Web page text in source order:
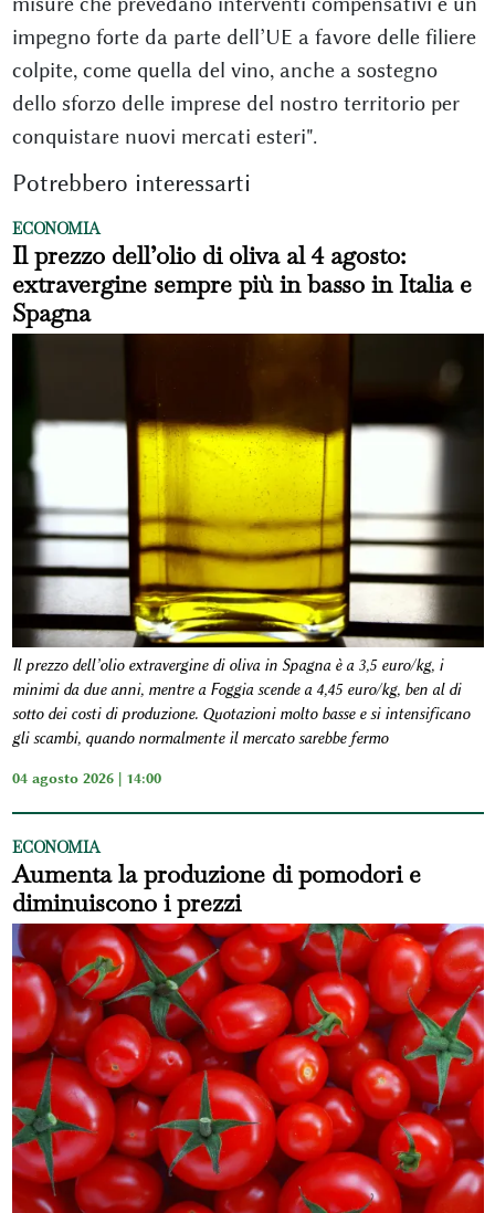
impegno forte da parte dell’UE a favore delle filiere
colpite, come quella del vino, anche a sostegno
dello sforzo delle imprese del nostro territorio per
conquistare nuovi mercati esteri".
Potrebbero interessarti
ECONOMIA
Il prezzo dell’olio di oliva al 4 agosto:
extravergine sempre più in basso in Italia e
Spagna
Il prezzo dell’olio extravergine di oliva in Spagna è a 3,5 euro/kg, i
minimi da due anni, mentre a Foggia scende a 4,45 euro/kg, ben al di
sotto dei costi di produzione. Quotazioni molto basse e si intensificano
gli scambi, quando normalmente il mercato sarebbe fermo
04 agosto 2026 | 14:00
ECONOMIA
Aumenta la produzione di pomodori e
diminuiscono i prezzi